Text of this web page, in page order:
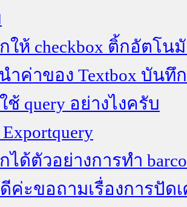
ให้ checkbox ติ้กอัตโ
ำค่าของ Textbox บันทึ
ช้ query อย่างไงครับ
ได้ตัวอย่างการทำ
ค่ะขอถามเรื่องการปั